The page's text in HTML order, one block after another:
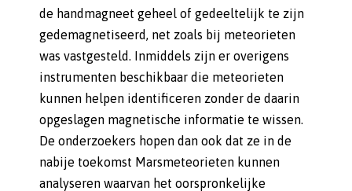
de handmagneet geheel of gedeeltelijk te zijn
gedemagnetiseerd, net zoals bij meteorieten
was vastgesteld. Inmiddels zijn er overigens
instrumenten beschikbaar die meteorieten
kunnen helpen identificeren zonder de daarin
opgeslagen magnetische informatie te wissen.
De onderzoekers hopen dan ook dat ze in de
nabije toekomst Marsmeteorieten kunnen
analyseren waarvan het oorspronkelijke